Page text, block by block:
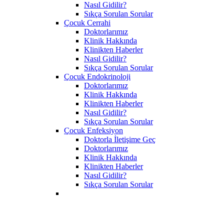
Nasıl Gidilir?
Sıkça Sorulan Sorular
Çocuk Cerrahi
Doktorlarımız
Klinik Hakkında
Klinikten Haberler
Nasıl Gidilir?
Sıkça Sorulan Sorular
Çocuk Endokrinoloji
Doktorlarımız
Klinik Hakkında
Klinikten Haberler
Nasıl Gidilir?
Sıkça Sorulan Sorular
Çocuk Enfeksiyon
Doktorla İletişime Geç
Doktorlarımız
Klinik Hakkında
Klinikten Haberler
Nasıl Gidilir?
Sıkça Sorulan Sorular